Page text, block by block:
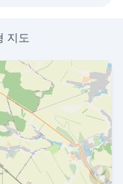
지도